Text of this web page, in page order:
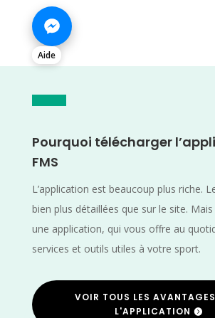
Aide
Pourquoi télécharger
FMS
L’application est beaucoup plus riche.
bien plus détaillées que sur le site.
une application, qui vous offre au
services et outils utiles à votre sport.
VOIR TOUS LES
L'APPLICATION